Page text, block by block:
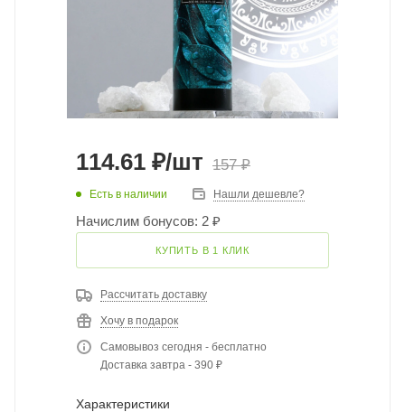
114.61 ₽/шт 157₽
Есть в наличии Нашли дешевле?
Начислим бонусов: 2 ₽
КУПИТЬ В 1 КЛИК
Рассчитать доставку
Хочу в подарок
Самовывоз сегодня - бесплатно
Доставка завтра - 390 ₽
Характеристики